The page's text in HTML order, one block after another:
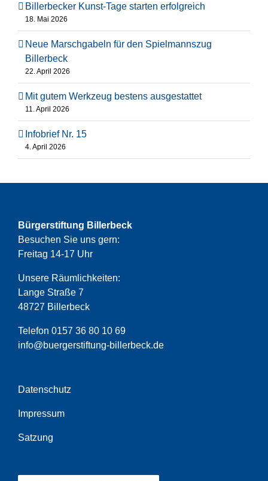
Billerbecker Kunst-Tage starten erfolgreich
18. Mai 2026
Neue Marschgabeln für den Spielmannszug
Billerbeck
22. April 2026
Mit gutem Werkzeug bestens ausgestattet
11. April 2026
Infobrief Nr. 15
4. April 2026
Bürgerstiftung Billerbeck
Besuchen Sie uns gern:
Freitag 14-17 Uhr
Unsere Räumlichkeiten:
Lange Straße 7
48727 Billerbeck
Telefon 0157 36 80 10 69
info@buergerstiftung-billerbeck.de
Datenschutz
Impressum
Satzung